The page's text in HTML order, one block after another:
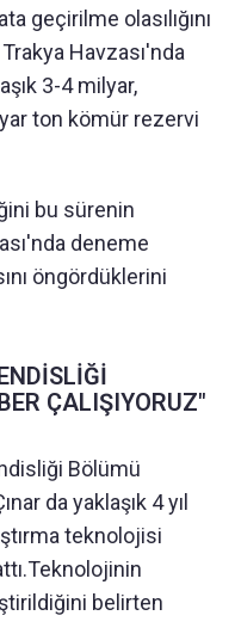
geçirilme olasılığını
Havzası'nda
3-4 milyar,
ton kömür rezervi
bu sürenin
deneme
öngördüklerini
ÇALIŞIYORUZ"
Bölümü
da yaklaşık 4 yıl
teknolojisi
belirten